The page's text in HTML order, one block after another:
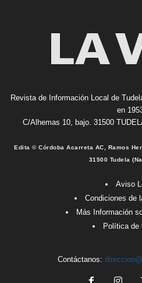
Revista de Información Local de
en
C/Alhemas 10, bajo. 31500
Edita © Córdoba Acarreta AC, Ramos
31500 Tudela
Aviso
Condiciones de
Más Información
Política de
Contáctanos: